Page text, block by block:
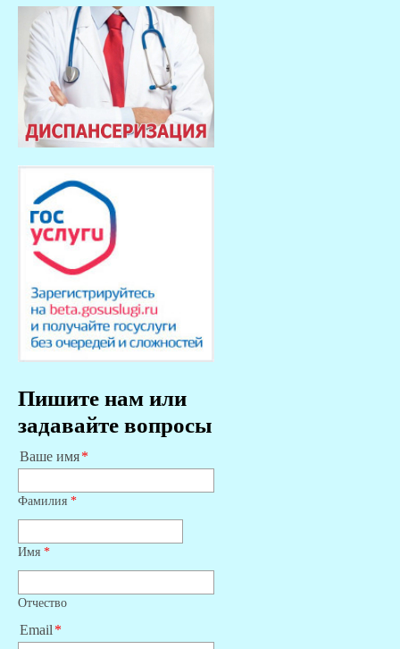
Пишите нам или
задавайте вопросы
Ваше имя
Фамилия *
Имя *
Отчество
Email